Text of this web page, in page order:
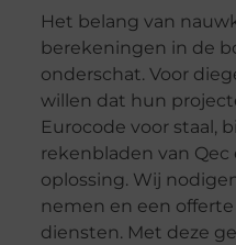
Het belang van
berekeningen in de
onderschat. Voor
willen dat hun
Eurocode voor staal,
rekenbladen van
oplossing. Wij
nemen en een
diensten. Met deze